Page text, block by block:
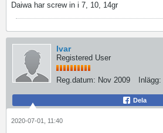
Daiwa har screw in i 7, 10, 14gr
Ivar
Registered User
Reg.datum: Nov 2009 Inlägg:
Dela
2020-07-01, 11:40